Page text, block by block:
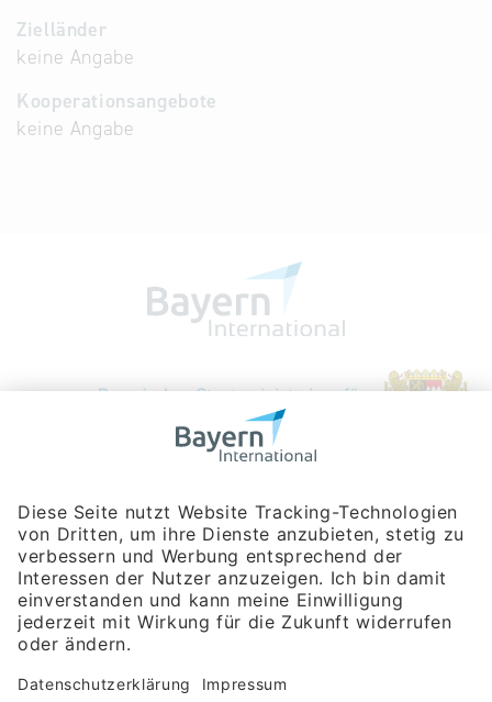
Zielländer
keine Angabe
Kooperationsangebote
keine Angabe
Bayerische Gesellschaft für Internationale
Rosenheimer Str. 143C
81671 München
Tel:+49 180 5949260
(Festnetz 14 ct/min, Mobil max. 42 ct/min)
Hotline
Datenschutzerklärung